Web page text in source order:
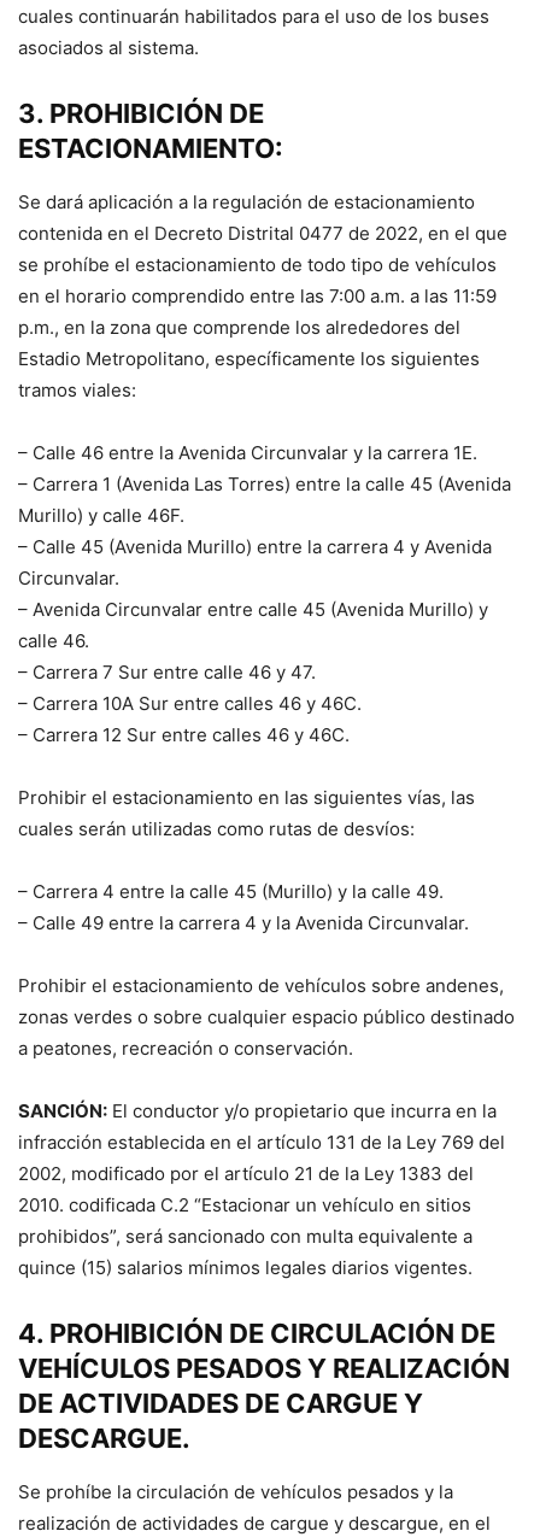
cuales continuarán habilitados para el uso de los buses
asociados al sistema.
3. PROHIBICIÓN DE
ESTACIONAMIENTO:
Se dará aplicación a la regulación de estacionamiento
contenida en el Decreto Distrital 0477 de 2022, en el que
se prohíbe el estacionamiento de todo tipo de vehículos
en el horario comprendido entre las 7:00 a.m. a las 11:59
p.m., en la zona que comprende los alrededores del
Estadio Metropolitano, específicamente los siguientes
tramos viales:
– Calle 46 entre la Avenida Circunvalar y la carrera 1E.
– Carrera 1 (Avenida Las Torres) entre la calle 45 (Avenida
Murillo) y calle 46F.
– Calle 45 (Avenida Murillo) entre la carrera 4 y Avenida
Circunvalar.
– Avenida Circunvalar entre calle 45 (Avenida Murillo) y
calle 46.
– Carrera 7 Sur entre calle 46 y 47.
– Carrera 10A Sur entre calles 46 y 46C.
– Carrera 12 Sur entre calles 46 y 46C.
Prohibir el estacionamiento en las siguientes vías, las
cuales serán utilizadas como rutas de desvíos:
– Carrera 4 entre la calle 45 (Murillo) y la calle 49.
– Calle 49 entre la carrera 4 y la Avenida Circunvalar.
Prohibir el estacionamiento de vehículos sobre andenes,
zonas verdes o sobre cualquier espacio público destinado
a peatones, recreación o conservación.
SANCIÓN: El conductor y/o propietario que incurra en la
infracción establecida en el artículo 131 de la Ley 769 del
2002, modificado por el artículo 21 de la Ley 1383 del
2010. codificada C.2 “Estacionar un vehículo en sitios
prohibidos”, será sancionado con multa equivalente a
quince (15) salarios mínimos legales diarios vigentes.
4. PROHIBICIÓN DE CIRCULACIÓN DE
VEHÍCULOS PESADOS Y REALIZACIÓN
DE ACTIVIDADES DE CARGUE Y
DESCARGUE.
Se prohíbe la circulación de vehículos pesados y la
realización de actividades de cargue y descargue, en el